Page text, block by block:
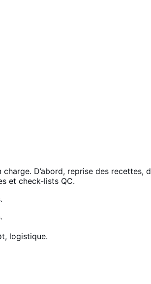
D’abord, reprise des recettes,
et check-lists QC.
logistique.